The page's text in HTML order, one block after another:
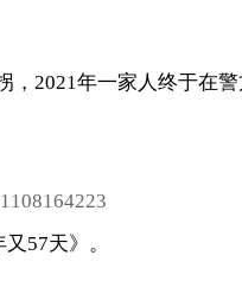
2021年一家人终于在
57天》。